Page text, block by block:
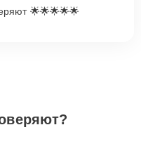
🌟🌟🌟🌟🌟